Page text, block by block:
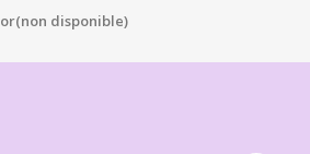
or(non disponible)